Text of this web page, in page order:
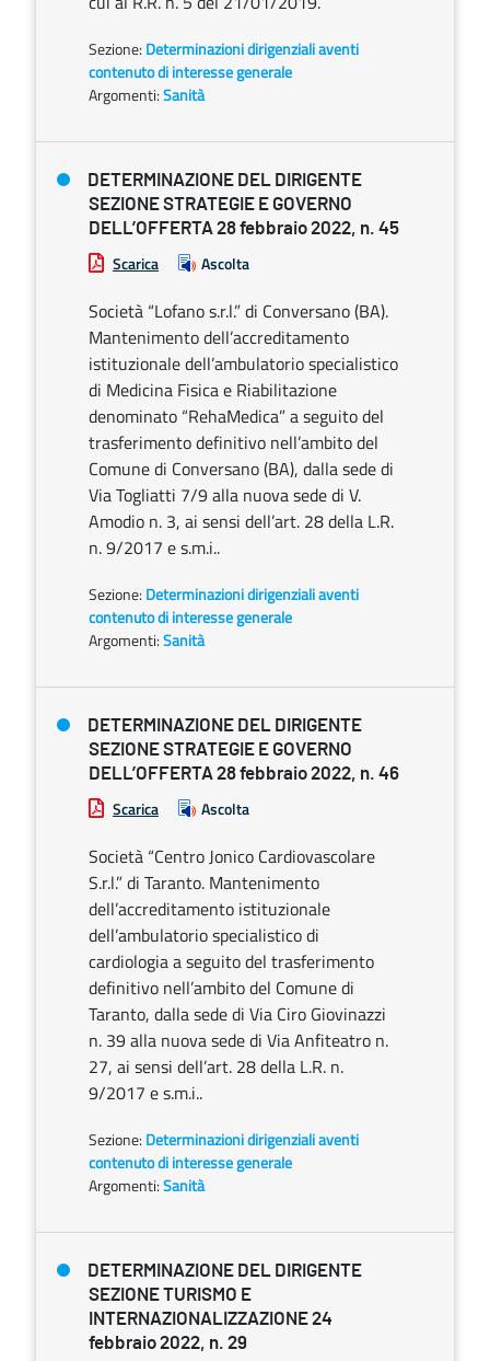
Sezione: Determinazioni dirigenziali aventi
contenuto di interesse generale
Argomenti:Sanità
DETERMINAZIONE DEL DIRIGENTE
SEZIONE STRATEGIE E GOVERNO
DELL’OFFERTA 28 febbraio 2022, n. 45
Scarica Ascolta
Società “Lofano s.r.l.” di Conversano (BA).
Mantenimento dell’accreditamento
istituzionale dell’ambulatorio specialistico
di Medicina Fisica e Riabilitazione
denominato “RehaMedica” a seguito del
trasferimento definitivo nell’ambito del
Comune di Conversano (BA), dalla sede di
Via Togliatti 7/9 alla nuova sede di V.
Amodio n. 3, ai sensi dell’art. 28 della L.R.
n. 9/2017 e s.m.i..
Sezione: Determinazioni dirigenziali aventi
contenuto di interesse generale
Argomenti:Sanità
DETERMINAZIONE DEL DIRIGENTE
SEZIONE STRATEGIE E GOVERNO
DELL’OFFERTA 28 febbraio 2022, n. 46
Scarica Ascolta
Società “Centro Jonico Cardiovascolare
S.r.l.” di Taranto. Mantenimento
dell’accreditamento istituzionale
dell’ambulatorio specialistico di
cardiologia a seguito del trasferimento
definitivo nell’ambito del Comune di
Taranto, dalla sede di Via Ciro Giovinazzi
n. 39 alla nuova sede di Via Anfiteatro n.
27, ai sensi dell’art. 28 della L.R. n.
9/2017 e s.m.i..
Sezione: Determinazioni dirigenziali aventi
contenuto di interesse generale
Argomenti:Sanità
DETERMINAZIONE DEL DIRIGENTE
SEZIONE TURISMO E
INTERNAZIONALIZZAZIONE 24
febbraio 2022, n. 29